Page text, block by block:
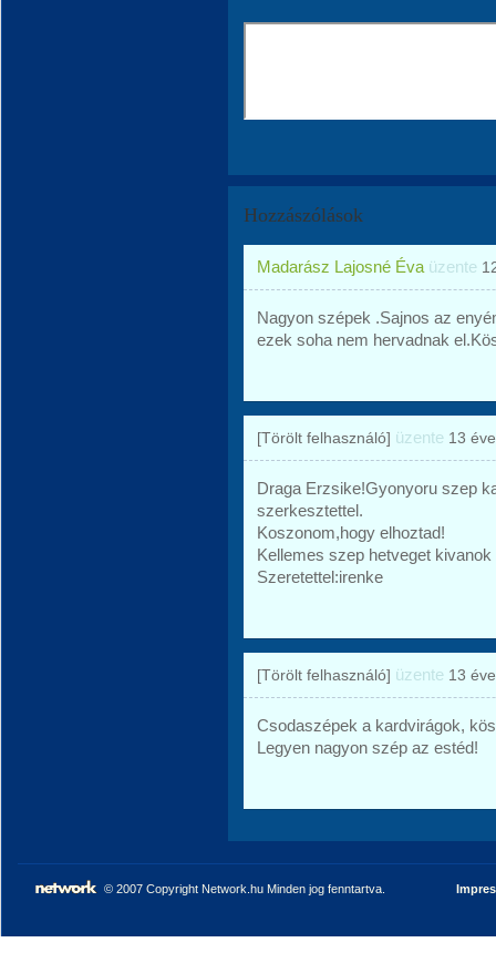
Hozzászólások
Madarász Lajosné Éva üzente
Nagyon szépek .Sajnos az
ezek soha nem hervadnak
[Törölt felhasználó] üzente 13 éve
Draga Erzsike!Gyonyoru szep
szerkesztettel.
Koszonom,hogy elhoztad!
Kellemes szep hetveget kivanok
Szeretettel:irenke
[Törölt felhasználó] üzente 13 éve
Csodaszépek a kardvirágok,
Legyen nagyon szép az estéd!
© 2007 Copyright Network.hu Minden jog fenntartva.